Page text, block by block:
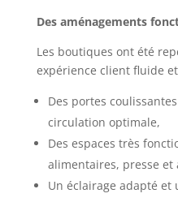
Des aménagements
Les boutiques ont été
expérience client fluide
Des portes
circulation optimale,
Des espaces très
alimentaires, presse et
Un éclairage adapté